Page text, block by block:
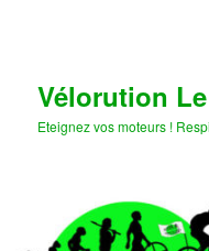
Vélorution
Eteignez vos moteurs !